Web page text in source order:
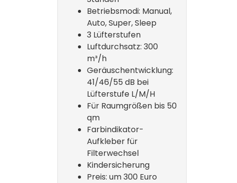
Betriebsmodi: Manual,
Auto, Super, Sleep
3 Lüfterstufen
Luftdurchsatz: 300
m³/h
Geräuschentwicklung:
41/46/55 dB bei
Lüfterstufe L/M/H
Für Raumgrößen bis 50
qm
Farbindikator-
Aufkleber für
Filterwechsel
Kindersicherung
Preis: um 300 Euro